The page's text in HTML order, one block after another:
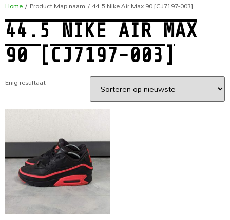
Home/ Product Map naam / 44.5 Nike Air Max 90 [CJ7197-003]
44.5 NIKE AIR MAX
90 [CJ7197-003]
Enig resultaat